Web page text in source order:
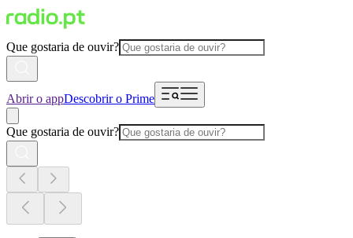
Que gostaria de ouvir?
Abrir o appDescobrir o Prime
Que gostaria de ouvir?